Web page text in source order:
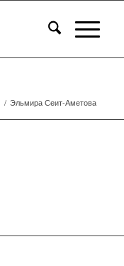
/ Эльмира Сеит-Аметова